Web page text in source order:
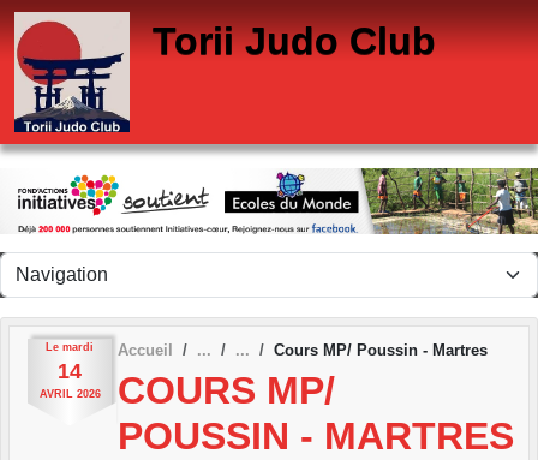
Torii Judo Club
Le mardi
14
AVRIL 2026
Accueil Cours MP/ Poussin - Martres
COURS MP/
POUSSIN - MARTRES
Panneau de gestion des cookies